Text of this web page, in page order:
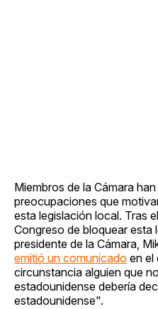
Miembros de la Cámara
preocupaciones que
esta legislación local. Tras
Congreso de bloquear esta
presidente de la Cámara,
emitió un comunicado en el
circunstancia alguien que
estadounidense debería
estadounidense".